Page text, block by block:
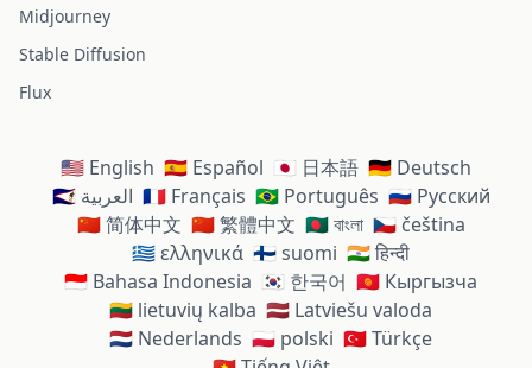
Midjourney
Stable Diffusion
Flux
🇺🇸 English 🇪🇸 Español 🇯🇵 日本語 🇩🇪 Deutsch
🇸🇦 العربية 🇫🇷 Français 🇧🇷 Português 🇷🇺 Русский
🇨🇳 简体中文 🇨🇳 繁體中文 🇧🇩 বাংলা 🇨🇿 čeština
🇬🇷 ελληνικά 🇫🇮 suomi 🇮🇳 हिन्दी
🇮🇩 Bahasa Indonesia 🇰🇷 한국어 🇰🇬 Кыргызча
🇱🇹 lietuvių kalba 🇱🇻 Latviešu valoda
🇳🇱 Nederlands 🇵🇱 polski 🇹🇷 Türkçe